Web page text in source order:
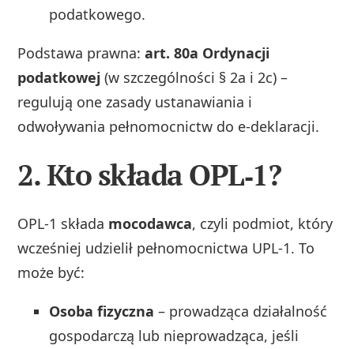
podatkowego.
Podstawa prawna:art. 80a Ordynacji
podatkowej (w szczególności § 2a i 2c) –
regulują one zasady ustanawiania i
odwoływania pełnomocnictw do e‑deklaracji.
2. Kto składa OPL‑1?
OPL‑1 składa mocodawca, czyli podmiot, który
wcześniej udzielił pełnomocnictwa UPL‑1. To
może być:
Osoba fizyczna – prowadząca działalność
gospodarczą lub nieprowadząca, jeśli